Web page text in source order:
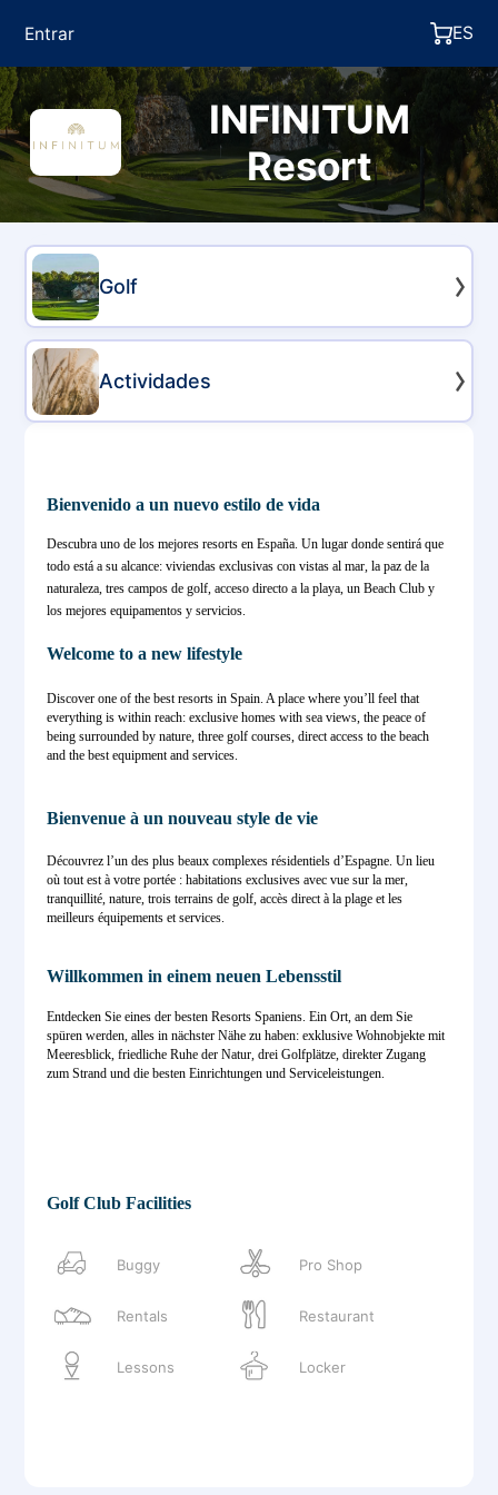
Entrar ES
INFINITUM
Resort
Bienvenido a un nuevo estilo de vida
Descubra uno de los mejores resorts en España. Un lugar donde sentirá que
todo está a su alcance: viviendas exclusivas con vistas al mar, la paz de la
naturaleza, tres campos de golf, acceso directo a la playa, un Beach Club y
los mejores equipamentos y servicios.
Welcome to a new lifestyle
Discover one of the best resorts in Spain. A place where you’ll feel that
everything is within reach: exclusive homes with sea views, the peace of
being surrounded by nature, three golf courses, direct access to the beach
and the best equipment and services.
Bienvenue à un nouveau style de vie
Découvrez l’un des plus beaux complexes résidentiels d’Espagne. Un lieu
où tout est à votre portée : habitations exclusives avec vue sur la mer,
tranquillité, nature, trois terrains de golf, accès direct à la plage et les
meilleurs équipements et services.
Willkommen in einem neuen Lebensstil
Entdecken Sie eines der besten Resorts Spaniens. Ein Ort, an dem Sie
spüren werden, alles in nächster Nähe zu haben: exklusive Wohnobjekte mit
Meeresblick, friedliche Ruhe der Natur, drei Golfplätze, direkter Zugang
zum Strand und die besten Einrichtungen und Serviceleistungen.
Golf Club Facilities
Buggy Pro Shop
Rentals Restaurant
Lessons Locker
Golf
Actividades